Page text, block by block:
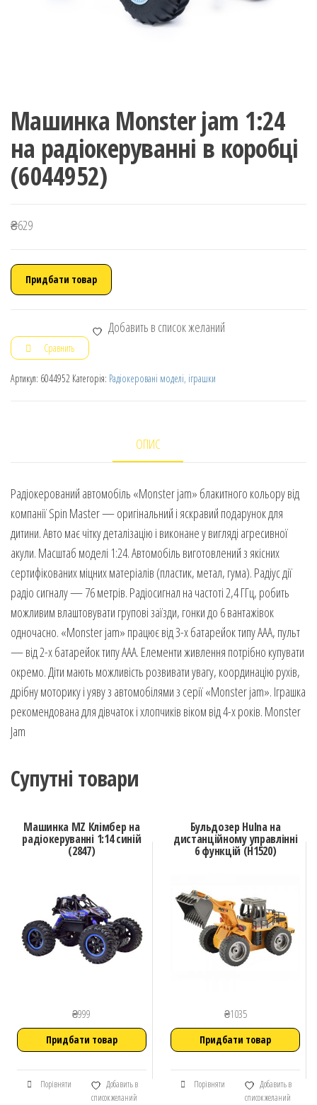
Машинка Monster jam 1:24
на радіокеруванні в коробці
(6044952)
₴629
Придбати товар
Добавить в список желаний
Сравнить
Артикул: 6044952 Категорія: Радіокеровані моделі, іграшки
ОПИС
Радіокерований автомобіль «Monster jam» блакитного кольору від
компанії Spin Master — оригінальний і яскравий подарунок для
дитини. Авто має чітку деталізацію і виконане у вигляді агресивної
акули. Масштаб моделі 1:24. Автомобіль виготовлений з якісних
сертифікованих міцних матеріалів (пластик, метал, гума). Радіус дії
радіо сигналу — 76 метрів. Радіосигнал на частоті 2,4 ГГц, робить
можливим влаштовувати групові заїзди, гонки до 6 вантажівок
одночасно. «Monster jam» працює від 3-х батарейок типу ААА, пульт
— від 2-х батарейок типу ААА. Елементи живлення потрібно купувати
окремо. Діти мають можливість розвивати увагу, координацію рухів,
дрібну моторику і уяву з автомобілями з серії «Monster jam». Іграшка
рекомендована для дівчаток і хлопчиків віком від 4-х років. Monster
Jam
Супутні товари
Машинка MZ Клімбер на
радіокеруванні 1:14 синій
(2847)
₴999
Придбати товар
Порівняти
Добавить в
список желаний
Бульдозер Hulna на
дистанційному управлінні
6 функцій (H1520)
₴1035
Придбати товар
Порівняти
Добавить в
список желаний